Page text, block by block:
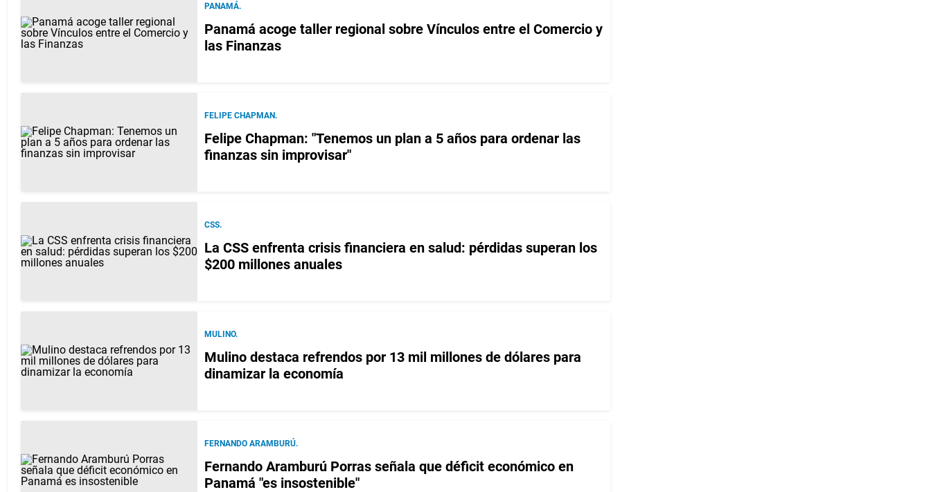
PANAMÁ.
Panamá acoge taller regional sobre Vínculos entre el Comercio y
las Finanzas
FELIPE CHAPMAN.
Felipe Chapman: "Tenemos un plan a 5 años para ordenar las
finanzas sin improvisar"
CSS.
La CSS enfrenta crisis financiera en salud: pérdidas superan los
$200 millones anuales
MULINO.
Mulino destaca refrendos por 13 mil millones de dólares para
dinamizar la economía
FERNANDO ARAMBURÚ.
Fernando Aramburú Porras señala que déficit económico en
Panamá "es insostenible"